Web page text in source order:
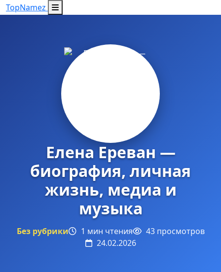
TopNamez
Елена Ереван —
биография, личная
жизнь, медиа и
музыка
Без рубрики 1 мин чтения
43 просмотров
24.02.2026